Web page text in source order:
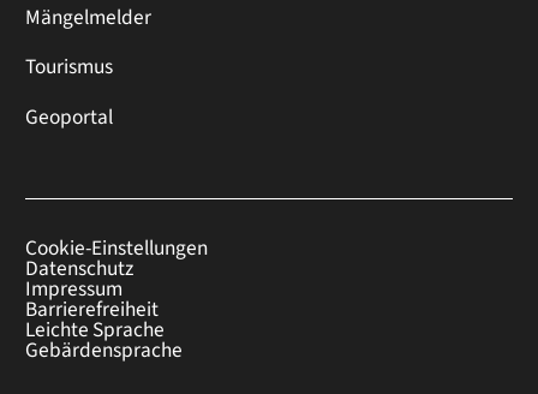
Mängelmelder
Tourismus
Geoportal
Cookie-Einstellungen
Datenschutz
Impressum
Barrierefreiheit
Leichte Sprache
Gebärdensprache